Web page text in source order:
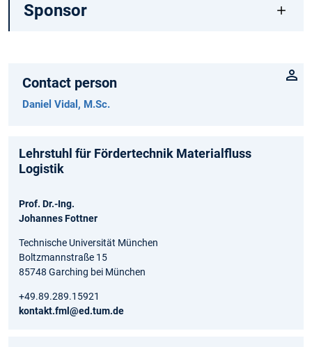
Sponsor
Contact person
Daniel Vidal, M.Sc.
Lehrstuhl für Fördertechnik Materialfluss
Logistik
Prof. Dr.-Ing.
Johannes Fottner
Technische Universität München
Boltzmannstraße 15
85748 Garching bei München
+49.89.289.15921
kontakt.fml@ed.tum.de